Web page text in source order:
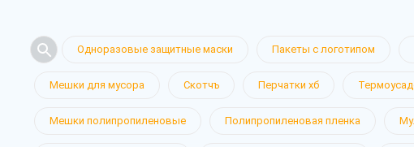
Одноразовые защитные маски Пакеты с логотипом
Мешки для мусора Скотчъ Перчатки хб
Мешки полипропиленовые Полипропиленовая пленка